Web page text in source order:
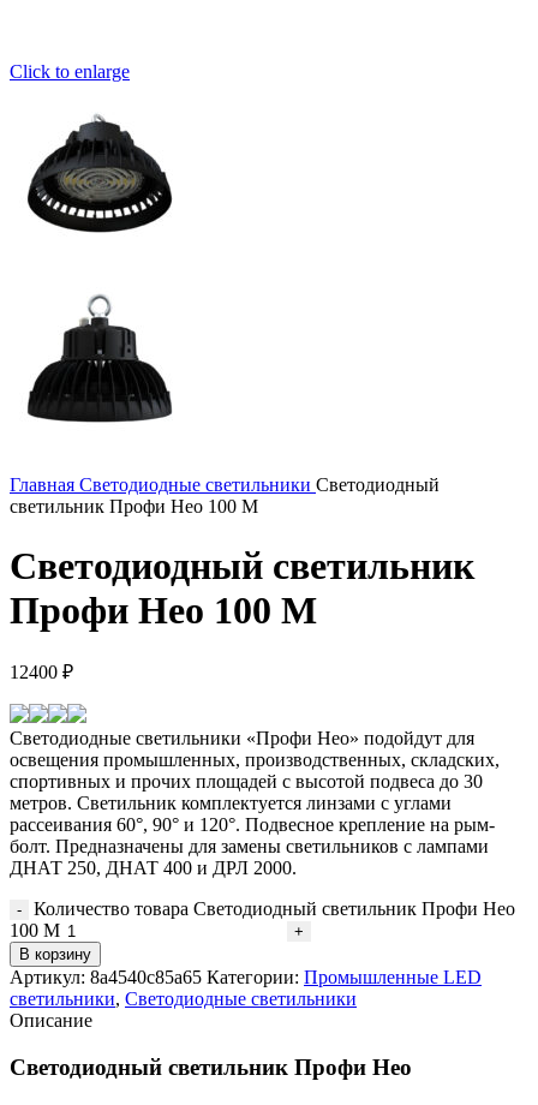
Click to enlarge
Главная Светодиодные светильники Светодиодный
светильник Профи Нео 100 M
Светодиодный светильник
Профи Нео 100 M
12400 ₽
Светодиодные светильники «Профи Нео» подойдут для
освещения промышленных, производственных, складских,
спортивных и прочих площадей с высотой подвеса до 30
метров. Светильник комплектуется линзами с углами
рассеивания 60°, 90° и 120°. Подвесное крепление на рым-
болт. Предназначены для замены светильников с лампами
ДНАТ 250, ДНАТ 400 и ДРЛ 2000.
Количество товара Светодиодный светильник Профи Нео
100 M
В корзину
Артикул: 8a4540c85a65 Категории: Промышленные LED
светильники, Светодиодные светильники
Описание
Светодиодный светильник Профи Нео